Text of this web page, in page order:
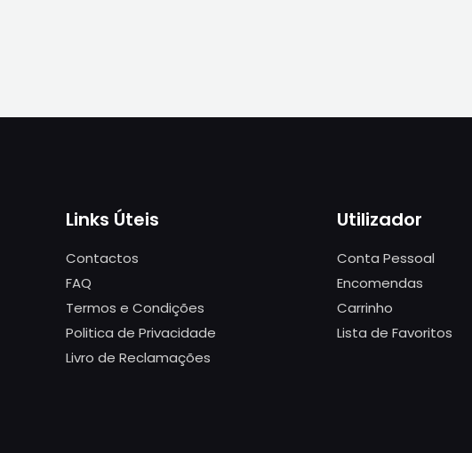
Links Úteis
Contactos
FAQ
Termos e Condições
Politica de Privacidade
Livro de Reclamações
Utilizador
Conta Pessoal
Encomendas
Carrinho
Lista de Favoritos